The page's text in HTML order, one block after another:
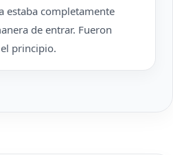
estaba completamente
de entrar. Fueron
principio.